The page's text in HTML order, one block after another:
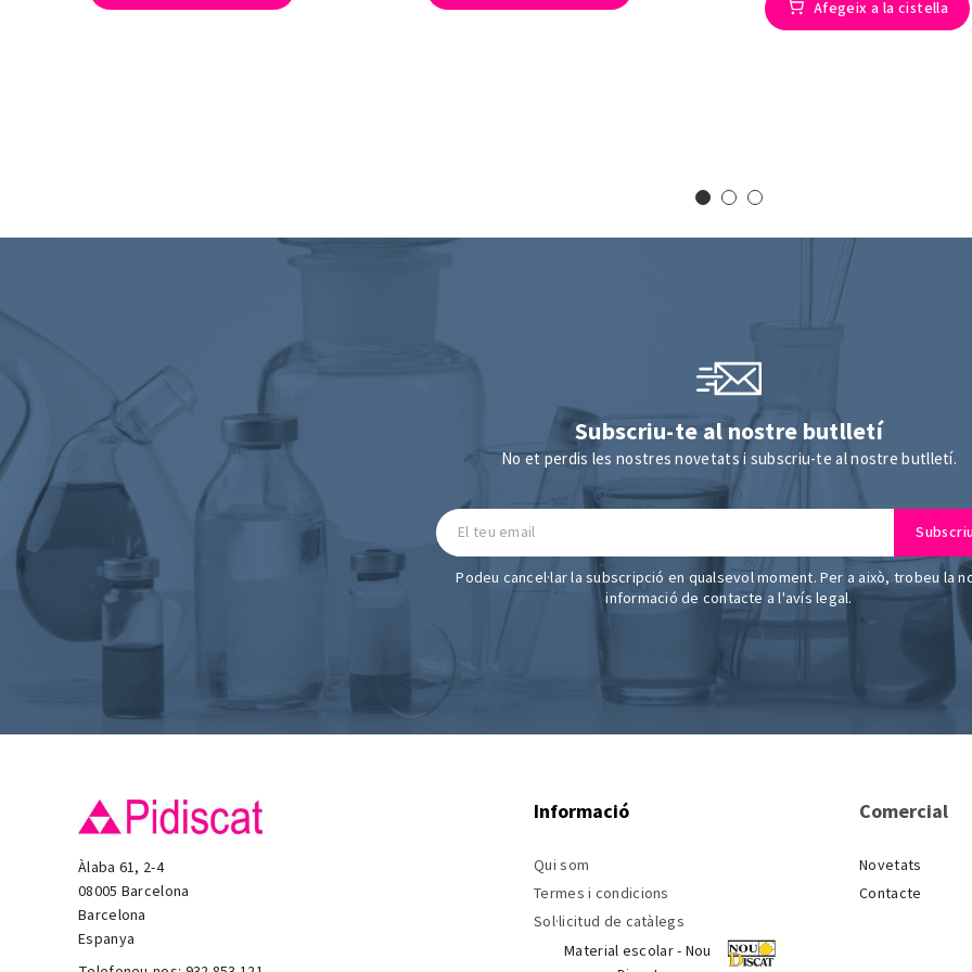
Afegeix a la cistella
Subscriu-te al nostre butlletí
No et perdis les nostres novetats i subscriu-te al nostre butlletí.
Podeu cancel·lar la subscripció en qualsevol moment. Per a això, trobeu la
informació de contacte a l'avís legal.
Àlaba 61, 2-4
08005 Barcelona
Barcelona
Espanya
Informació
Qui som
Termes i condicions
Sol·licitud de catàlegs
Material escolar - Nou
Comercial
Novetats
Contacte